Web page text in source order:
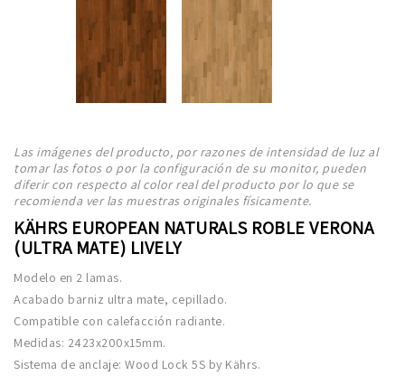
Las imágenes del producto, por razones de intensidad de luz al
tomar las fotos o por la configuración de su monitor, pueden
diferir con respecto al color real del producto por lo que se
recomienda ver las muestras originales físicamente.
KÄHRS EUROPEAN NATURALS ROBLE VERONA
(ULTRA MATE) LIVELY
Modelo en 2 lamas.
Acabado barniz ultra mate, cepillado.
Compatible con calefacción radiante.
Medidas: 2423x200x15mm.
Sistema de anclaje: Wood Lock 5S by Kährs.